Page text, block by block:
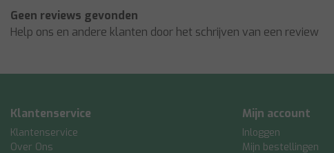
Geen reviews gevonden
Help ons en andere klanten door het schrijven van een review
Klantenservice
Klantenservice
Over Ons
Mijn account
Inloggen
Mijn bestellingen